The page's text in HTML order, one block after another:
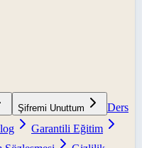
Şifremi Unuttum
Ders
Garantili Eğitim